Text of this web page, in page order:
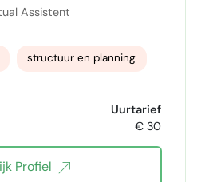
HRM specialist
talentmanagement
Assistent
structuur en planning
Uurtarief
€ 30
Profiel